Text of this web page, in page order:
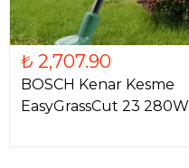
₺ 2,707.90
BOSCH Kenar Kesme
EasyGrassCut 23 280W